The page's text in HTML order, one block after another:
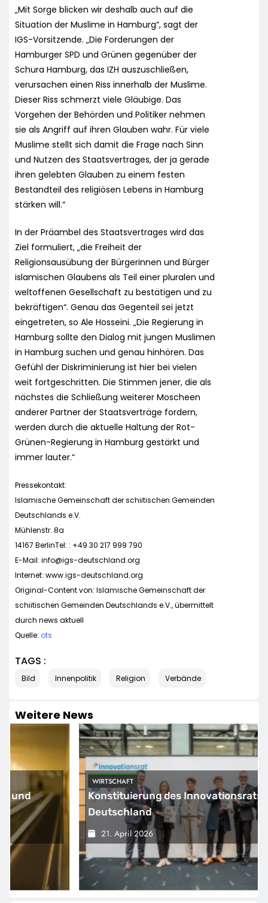
„Mit Sorge blicken wir deshalb auch auf die
Situation der Muslime in Hamburg“, sagt der
IGS-Vorsitzende. „Die Forderungen der
Hamburger SPD und Grünen gegenüber der
Schura Hamburg, das IZH auszuschließen,
verursachen einen Riss innerhalb der Muslime.
Dieser Riss schmerzt viele Gläubige. Das
Vorgehen der Behörden und Politiker nehmen
sie als Angriff auf ihren Glauben wahr. Für viele
Muslime stellt sich damit die Frage nach Sinn
und Nutzen des Staatsvertrages, der ja gerade
ihren gelebten Glauben zu einem festen
Bestandteil des religiösen Lebens in Hamburg
stärken will.“
In der Präambel des Staatsvertrages wird das
Ziel formuliert, „die Freiheit der
Religionsausübung der Bürgerinnen und Bürger
islamischen Glaubens als Teil einer pluralen und
weltoffenen Gesellschaft zu bestätigen und zu
bekräftigen“. Genau das Gegenteil sei jetzt
eingetreten, so Ale Hosseini. „Die Regierung in
Hamburg sollte den Dialog mit jungen Muslimen
in Hamburg suchen und genau hinhören. Das
Gefühl der Diskriminierung ist hier bei vielen
weit fortgeschritten. Die Stimmen jener, die als
nächstes die Schließung weiterer Moscheen
anderer Partner der Staatsverträge fordern,
werden durch die aktuelle Haltung der Rot-
Grünen-Regierung in Hamburg gestärkt und
immer lauter.“
Pressekontakt:
Islamische Gemeinschaft der schiitischen Gemeinden
Deutschlands e.V.
Mühlenstr. 8a
14167 BerlinTel: : +49 30 217 999 790
E-Mail: info@igs-deutschland.org
Internet: www.igs-deutschland.org
Original-Content von: Islamische Gemeinschaft der
schiitischen Gemeinden Deutschlands e.V., übermittelt
durch news aktuell
Quelle: ots
TAGS :
Bild Innenpolitik Religion Verbände
Weitere News
WIRTSCHAFT
Konstituierung des Innovationsrats für
Deutschland
21. April 2026